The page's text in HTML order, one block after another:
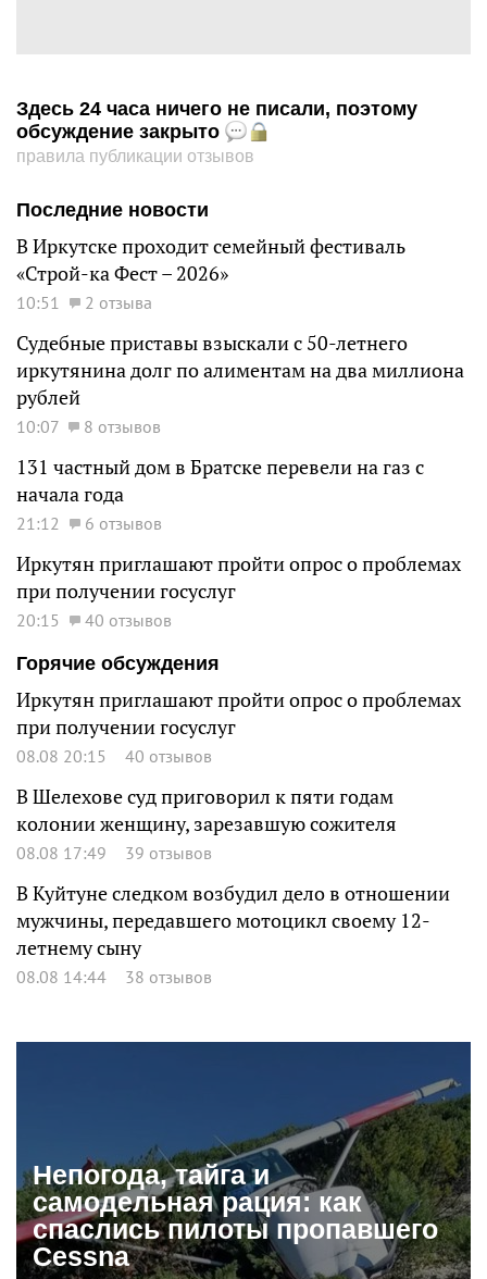
Здесь 24 часа ничего не писали, поэтому
обсуждение закрыто
правила публикации отзывов
Последние новости
В Иркутске проходит семейный фестиваль
«Строй-ка Фест – 2026»
10:51 2 отзыва
Судебные приставы взыскали с 50-летнего
иркутянина долг по алиментам на два миллиона
рублей
10:07 8 отзывов
131 частный дом в Братске перевели на газ с
начала года
21:12 6 отзывов
Иркутян приглашают пройти опрос о проблемах
при получении госуслуг
20:15
40 отзывов
Горячие обсуждения
Иркутян приглашают пройти опрос о проблемах
при получении госуслуг
08.08 20:15 40 отзывов
В Шелехове суд приговорил к пяти годам
колонии женщину, зарезавшую сожителя
08.08 17:49 39 отзывов
В Куйтуне следком возбудил дело в отношении
мужчины, передавшего мотоцикл своему 12-
летнему сыну
08.08 14:44 38 отзывов
Непогода, тайга и
самодельная рация: как
спаслись пилоты пропавшего
Cessna